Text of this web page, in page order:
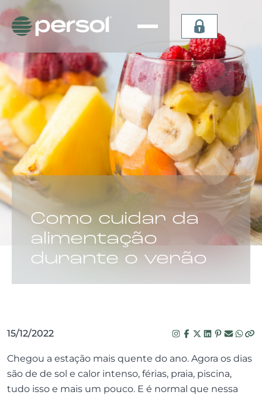
Persiana
Vertical
Sheer
Persiana
Vertical
Double
Vision
Persiana
Lummia
Plissada
Celular
Celular de
Teto
Verticel
Dual Sky
Light
CATEGORIA:
Como cuidar da
alimentação
durante o verão
15/12/2022
Chegou a estação mais quente do ano. Agora os dias
são de de sol e calor intenso, férias, praia, piscina,
tudo isso e mais um pouco. E é normal que nessa